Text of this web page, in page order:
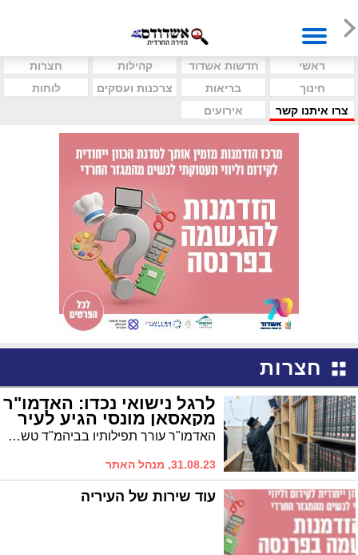
ראשי חדשות אשדוד קהילות
חצרות
חינוך
בריאות צרכנות ועסקים
לוחות
צרו איתנו קשר
אירועים
חצרות
לרגל נישואי נכדו: האדמו"ר
מקאסאן מונסי הגיע לעיר
האדמו"ר עורך תפילותיו בביהמ"ד טשארנאביל ברובע ז'
31.08.23, מנהל האתר
עוד שירות של העיריה